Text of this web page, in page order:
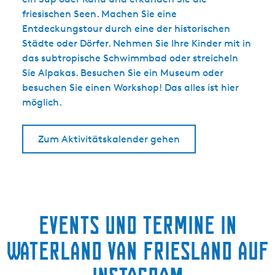
friesischen Seen. Machen Sie eine
Entdeckungstour durch eine der historischen
Städte oder Dörfer. Nehmen Sie Ihre Kinder mit in
das subtropische Schwimmbad oder streicheln
Sie Alpakas. Besuchen Sie ein Museum oder
besuchen Sie einen Workshop! Das alles ist hier
möglich.
Zum Aktivitätskalender gehen
Events und termine in
Waterland van Friesland auf